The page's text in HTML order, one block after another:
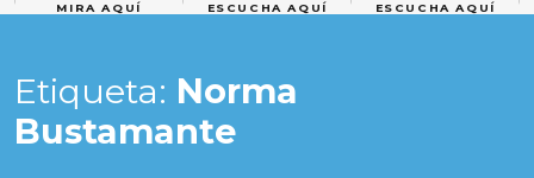
MIRA AQUÍ ESCUCHA AQUÍ ESCUCHA AQUÍ
Etiqueta: Norma
Bustamante